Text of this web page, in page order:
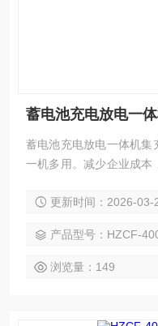
蓄电池充电放电一
蓄电池充电放电一体机集
一机多用。减少企业成本
更新时间：2026-03-
产品型号：HZCF-
浏览量：149